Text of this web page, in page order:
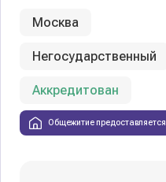
Москва
Негосударственный
Аккредитован
Общежитие предоставляется